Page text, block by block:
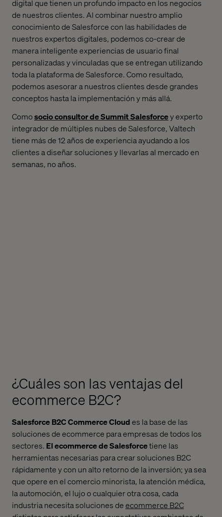
digital que tienen un profundo impacto en los negocios
de nuestros clientes. Al combinar nuestro amplio
conocimiento de Salesforce con las habilidades de
nuestros expertos digitales, podemos co-crear de
manera inteligente experiencias de usuario final
personalizadas y vinculadas que se entregan utilizando
toda la plataforma de Salesforce. Como resultado,
podemos asesorar a nuestros clientes desde grandes
conceptos hasta la implementación y más allá.
Comosocio consultor de Summit Salesforcey experto
integrador de múltiples nubes de Salesforce, Valtech
tiene más de 12 años de experiencia ayudando a los
clientes a diseñar soluciones y llevarlas al mercado en
semanas, no años.
¿Cuáles son las ventajas del
ecommerce B2C?
Salesforce B2C CommerceCloudes la base de las
soluciones de ecommerce para empresas de todos los
sectores. El ecommerce de Salesforcetiene las
herramientas necesarias para crear soluciones B2C
rápidamente y con un alto retorno de la inversión; ya sea
que opere en el comercio minorista, la atención médica,
la automoción, el lujo o cualquier otra cosa, cada
industria necesitasoluciones deecommerce B2C